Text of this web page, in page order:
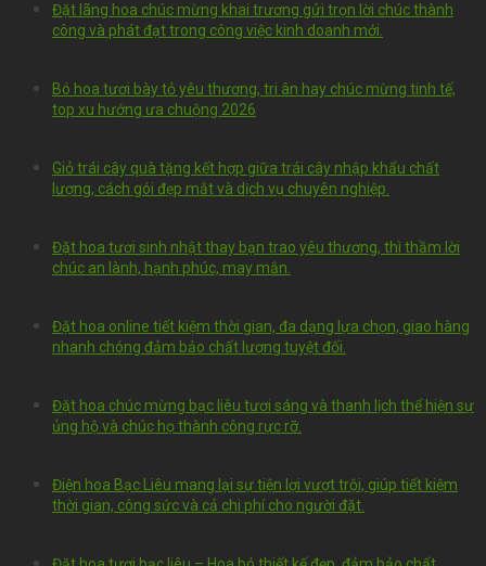
Đặt lãng hoa chúc mừng khai trương gửi trọn lời chúc thành
công và phát đạt trong công việc kinh doanh mới.
Bó hoa tươi bày tỏ yêu thương, tri ân hay chúc mừng tinh tế,
top xu hướng ưa chuộng 2026
Giỏ trái cây quà tặng kết hợp giữa trái cây nhập khẩu chất
lượng, cách gói đẹp mắt và dịch vụ chuyên nghiệp.
Đặt hoa tươi sinh nhật thay bạn trao yêu thương, thì thầm lời
chúc an lành, hạnh phúc, may mắn.
Đặt hoa online tiết kiệm thời gian, đa dạng lựa chọn, giao hàng
nhanh chóng đảm bảo chất lượng tuyệt đối.
Đặt hoa chúc mừng bạc liêu tươi sáng và thanh lịch thể hiện sự
ủng hộ và chúc họ thành công rực rỡ.
Điện hoa Bạc Liêu mang lại sự tiện lợi vượt trội, giúp tiết kiệm
thời gian, công sức và cả chi phí cho người đặt.